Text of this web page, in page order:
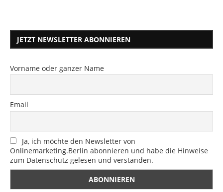
JETZT NEWSLETTER ABONNIEREN
Vorname oder ganzer Name
Email
Ja, ich möchte den Newsletter von
Onlinemarketing.Berlin abonnieren und habe die Hinweise
zum Datenschutz gelesen und verstanden.